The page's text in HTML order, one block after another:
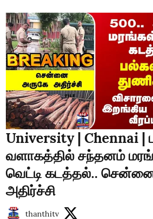
University | Chennai |
வளாகத்தில் சந்தனம்
வெட்டி கடத்தல்..
அதிர்ச்சி
thanthitv